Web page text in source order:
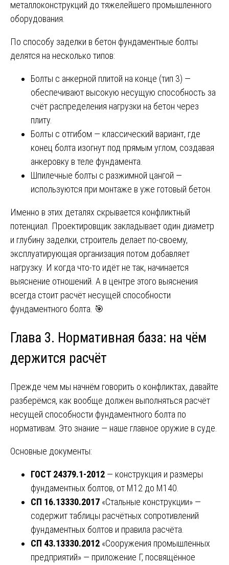
металлоконструкций до тяжелейшего промышленного
оборудования.
По способу заделки в бетон фундаментные болты
делятся на несколько типов:
Болты с анкерной плитой на конце (тип 3) —
обеспечивают высокую несущую способность за
счёт распределения нагрузки на бетон через
плиту.
Болты с отгибом — классический вариант, где
конец болта изогнут под прямым углом, создавая
анкеровку в теле фундамента.
Шпилечные болты с разжимной цангой —
используются при монтаже в уже готовый бетон.
Именно в этих деталях скрывается конфликтный
потенциал. Проектировщик закладывает один диаметр
и глубину заделки, строитель делает по-своему,
эксплуатирующая организация потом добавляет
нагрузку. И когда что-то идёт не так, начинается
выяснение отношений. А в центре этого выяснения
всегда стоит расчёт несущей способности
фундаментного болта. 🎯
Глава 3. Нормативная база: на чём
держится расчёт
Прежде чем мы начнём говорить о конфликтах, давайте
разберёмся, как вообще должен выполняться расчёт
несущей способности фундаментного болта по
нормативам. Это знание — наше главное оружие в суде.
Основные документы:
ГОСТ 24379.1-2012 — конструкция и размеры
фундаментных болтов, от М12 до М140.
СП 16.13330.2017 «Стальные конструкции» —
содержит таблицы расчётных сопротивлений
фундаментных болтов и правила расчёта.
СП 43.13330.2012 «Сооружения промышленных
предприятий» — приложение Г, посвящённое